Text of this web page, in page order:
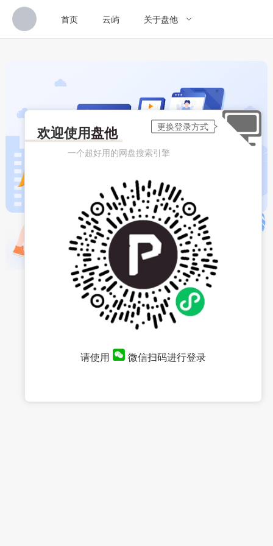
首页 云屿 关于盘他
欢迎使用盘他
一个超好用的网盘搜索引擎
请使用 微信扫码进行登录